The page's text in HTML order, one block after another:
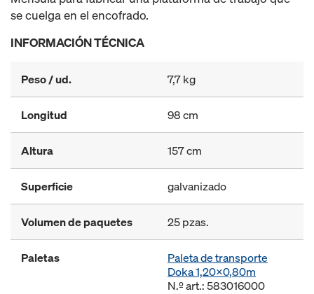
se cuelga en el encofrado.
INFORMACIÓN TÉCNICA
Peso / ud. 7,7 kg
Longitud 98 cm
Altura 157 cm
Superficie galvanizado
Volumen de paquetes 25 pzas.
Paletas
Paleta de transporte
Doka 1,20x0,80m
N.º art.: 583016000